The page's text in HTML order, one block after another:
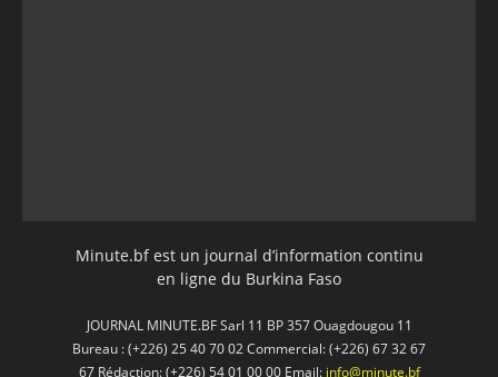
Minute.bf est un journal d’information continu
en ligne du Burkina Faso
JOURNAL MINUTE.BF Sarl 11 BP 357 Ouagdougou 11
Bureau : (+226) 25 40 70 02 Commercial: (+226) 67 32 67
67 Rédaction: (+226) 54 01 00 00 Email: info@minute.bf